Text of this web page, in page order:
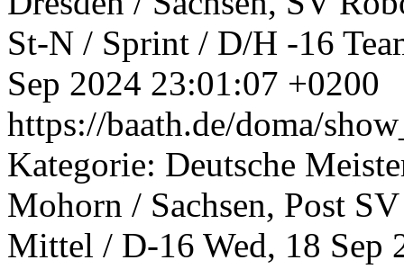
St-N / Sprint / D/H -16
Sep 2024 23:01:07 +0200
https://baath.de/doma/
Kategorie: Deutsche
Mohorn / Sachsen, Post
Mittel / D-16 Wed, 18 Sep